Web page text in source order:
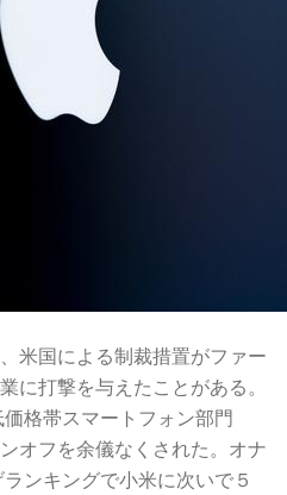
米国による制裁措置がファー
に打撃を与えたことがある。
格帯スマートフォン部門
オフを余儀なくされた。オナ
ンキングで小米に次いで５